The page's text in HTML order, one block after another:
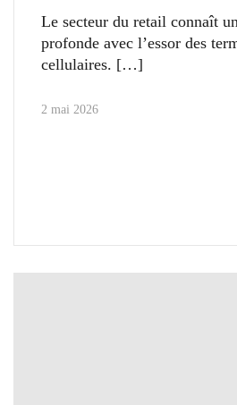
Le secteur du retail connaît
profonde avec l’essor des
cellulaires.
2 mai 2026